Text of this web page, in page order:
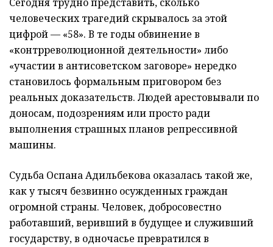
человеческих трагедий скрывалось за этой
цифрой — «58». В те годы обвинение в
«контрреволюционной деятельности» либо
«участии в антисоветском заговоре» нередко
становилось формальным приговором без
реальных доказательств. Людей арестовывали по
доносам, подозрениям или просто ради
выполнения страшных планов репрессивной
машины.
Судьба Оспана Адильбекова оказалась такой же,
как у тысяч безвинно осужденных граждан
огромной страны. Человек, добросовестно
работавший, веривший в будущее и служивший
государству, в одночасье превратился в